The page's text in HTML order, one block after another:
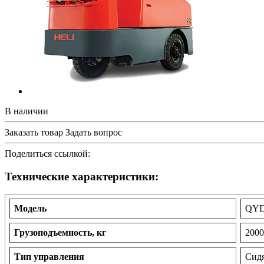
В наличии
Заказать товар Задать вопрос
Поделиться ссылкой:
Технические характеристики:
Модель
Грузоподъемность, кг 2000
Тип управления